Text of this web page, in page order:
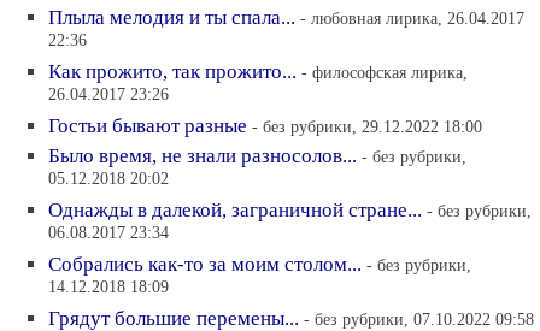
Плыла мелодия и ты спала... - любовная лирика, 26.04.2017
22:36
Как прожито, так прожито... - философская лирика,
26.04.2017 23:26
Гостьи бывают разные - без рубрики, 29.12.2022 18:00
Было время, не знали разносолов... - без рубрики,
05.12.2018 20:02
Однажды в далекой, заграничной стране... - без рубрики,
06.08.2017 23:34
Собрались как-то за моим столом... - без рубрики,
14.12.2018 18:09
Грядут большие перемены... - без рубрики, 07.10.2022 09:58